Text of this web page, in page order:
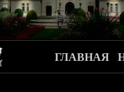
ГЛАВНАЯ